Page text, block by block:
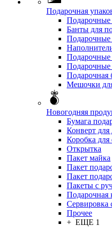
Подарочная
Подарочные
Банты для
Подарочные
Подарочные
Подарочные
Подарочная
Мешочки
Новогодняя
Бумага
Конверт для
Коробка для
Открытка
Пакет майка
Пакет
Пакет
Пакеты с
Подарочная
Сервировка
Прочее
+ ЕЩЕ 1